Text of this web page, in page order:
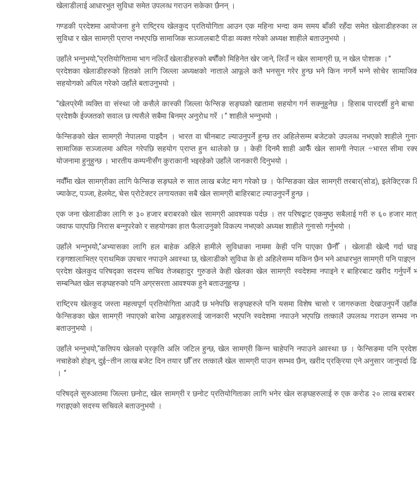
खेलाडीलाई आधारभुत सुविधा समेत उपलव्ध गराउन सकेका छैनन् ।
गण्डकी प्रदेशमा आयोजना हुने राष्ट्रिय खेलकुद प्रतियोगिता आउन एक महिना भन्दा कम समय बाँकी रहँदा समेत खेलाडीहरुका
सुविधा र खेल सामग्री प्राप्त नभएपछि सामाजिक सञ्जालबाटै पीडा व्यक्त गरेको अध्यक्ष शाहीले बताउनुभयो ।
उहाँले भन्नुभयो,“प्रतियोगितामा भाग नलिउँ खेलाडीहरुको बर्षौंको मिहिनेत खेर जाने, लिउँ न खेल सामाग्री छ, न खेल पोशाक ।”
प्रदेशका खेलाडीहरुको हितको लागि जिल्ला अध्यक्षको नाताले आफूले कतै भनसुन गरेर हुन्छ भने किन नगर्ने भन्ने सोचेर
सहयोगको अपिल गरेको उहाँले बताउनुभयो ।
“खेलप्रेमी व्यक्ति वा संस्था जो कसैले कास्की जिल्ला फेन्सिङ सङ्घको खातामा सहयोग गर्न सक्नुहुनेछ । हिसाब पारदर्शी हुने बाचा
प्रदेशकै ईज्जतको सवाल छ त्यसैले सबैमा बिनम्र अनुरोध गरें ।” शाहीले भन्नुभयो ।
फेन्सिङको खेल सामग्री नेपालमा पाइदैन । भारत वा चीनबाट ल्याउनुपर्ने हुन्छ तर अहिलेसम्म बजेटको उपलव्ध नभएको शाहीले
सामाजिक सञ्जालमा अपिल गरेपछि सहयोग प्राप्त हुन थालेको छ । केही दिनमै शाही आफैँ खेल सामगी नेपाल ÷भारत सीमा
योजनामा हुनुहुन्छ । भारतीय कम्पनीसँग कुराकानी भइरहेको उहाँले जानकारी दिनुभयो ।
नवौैँमा खेल सामग्रीका लागि फेन्सिङ सङ्घले रु सात लाख बजेट माग गरेको छ । फेन्सिङका खेल सामग्री तरबार(सोड), इलेक्ट्रिक
ज्याकेट, पञ्जा, हेलमेट, चेस प्रोटेक्टर लगायतका सबै खेल सामग्री बाहिरबाट ल्याउनुपर्ने हुन्छ ।
एक जना खेलाडीका लागि रु ३० हजार बराबरको खेल सामग्री आवश्यक पर्दछ । तर परिषद्बाट एकमुष्ठ सबैलाई गरी रु ६० हजार
जवाफ पाएपछि निरास बन्नुपरेको र सहयोगका हात फैलाउनुको विकल्प नभएको अध्यक्ष शाहीले गुनासो गर्नुभयो ।
उहाँले भन्नुभयो,“अभ्यासका लागि हल बाहेक अहिले हामीले सुविधाका नाममा केही पनि पाएका छैनौँ । खेलाडी खेल्दै गर्दा
रङ्गशालाभित्र प्राथमिक उपचार नपाउने अवस्था छ, खेलाडीको सुविधा के हो अहिलेसम्म यकिन छैन भने आधारभुत सामग्री पनि पाइएन
प्रदेश खेलकुद परिषद्का सदस्य सचिव तेजबहादुर गुरुङले केही खेलका खेल सामग्री स्वदेशमा नपाइने र बाहिरबाट खरीद गर्नुपर्ने
सम्बन्धित खेल सङ्घहरुको पनि अग्रसरता आवश्यक हुने बताउनुहुन्छ ।
राष्ट्रिय खेलकुद जस्ता महत्वपूर्ण प्रतियोगिता आउदै छ भनेपछि सङ्घहरुले पनि यसमा विशेष चासो र जागरुकता देखाउनुपर्ने
फेन्सिङका खेल सामग्री नपाएको बारेमा आफूहरुलाई जानकारी भएपनि स्वदेशमा नपाउने भएपछि तत्कालै उपलव्ध गराउन सम्भव
बताउनुभयो ।
उहाँले भन्नुभयो,“कतिपय खेलको प्रकृति अलि जटिल हुन्छ, खेल सामग्री किन्न चाहेपनि नपाउने अवस्था छ । फेन्सिङमा पनि
नचाहेको होइन, दुई÷तीन लाख बजेट दिन तयार छौँ तर तत्कालै खेल सामग्री पाउन सम्भव छैन, खरीद प्रक्रिया एने अनुसार जानुपर्दा
। ”
परिषद्ले सुरुआतमा जिल्ला छनोट, खेल सामग्री र छनोट प्रतियोगिताका लागि भनेर खेल सङ्घहरुलाई रु एक करोड २० लाख
गराइएको सदस्य सचिवले बताउनुभयो ।